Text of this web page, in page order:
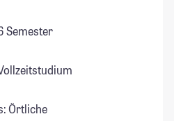
Semester
Örtliche